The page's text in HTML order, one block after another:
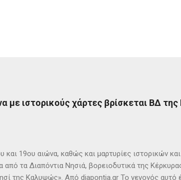
ιστορικούς χάρτες βρίσκεται ΒΔ της
και 19ου αιώνα, καθώς και μαρτυρίες ιστορικών
από τα Διαπόντια Νησιά, βορειοδυτικά της
της Καλυψώς». Από diapontia.gr Το γεγονός αυτό